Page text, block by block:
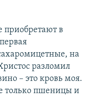
приобретают в
на
разломил
– это кровь моя.
только пшеницы и